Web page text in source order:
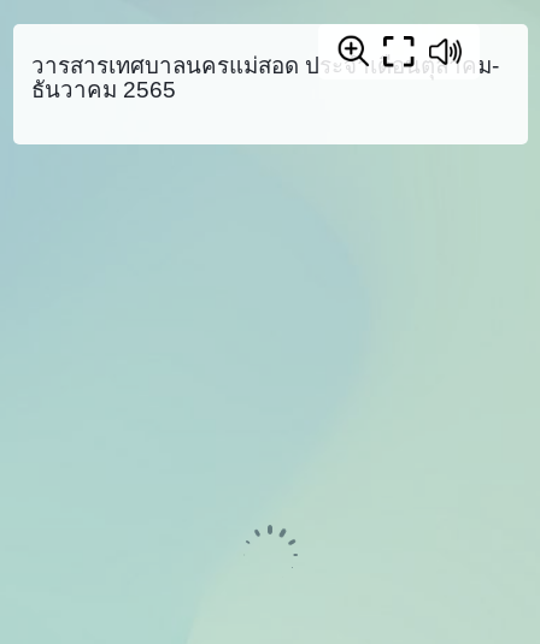
วารสารเทศบาลนครแม่สอด ประจำเดือนตุลาคม-
ธันวาคม 2565